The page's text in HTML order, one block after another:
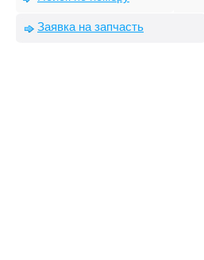
Заявка на запчасть